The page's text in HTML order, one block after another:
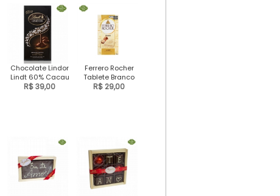
Chocolate Lindor
Lindt 60% Cacau
R$ 39,00
Ferrero Rocher
Tablete Branco
R$ 29,00